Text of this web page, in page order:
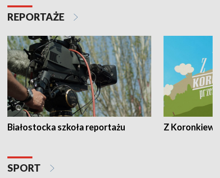
REPORTAŻE
Białostocka szkoła reportażu Z
SPORT